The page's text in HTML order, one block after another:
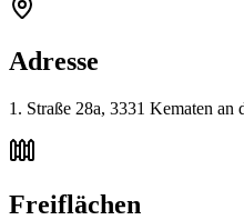
Adresse
1. Straße 28a, 3331 Kematen an
Freiflächen